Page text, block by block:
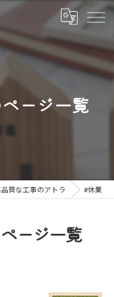
ージ一覧
質な工事のアトラ #休業
ージ一覧